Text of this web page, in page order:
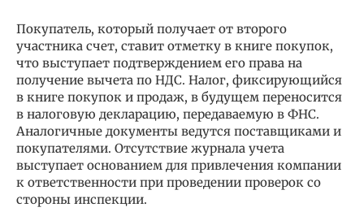
Покупатель, который получает от второго
участника счет, ставит отметку в книге покупок,
что выступает подтверждением его права на
получение вычета по НДС. Налог, фиксирующийся
в книге покупок и продаж, в будущем переносится
в налоговую декларацию, передаваемую в ФНС.
Аналогичные документы ведутся поставщиками и
покупателями. Отсутствие журнала учета
выступает основанием для привлечения компании
к ответственности при проведении проверок со
стороны инспекции.